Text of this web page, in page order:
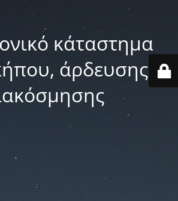
κάταστημα
άρδευσης,